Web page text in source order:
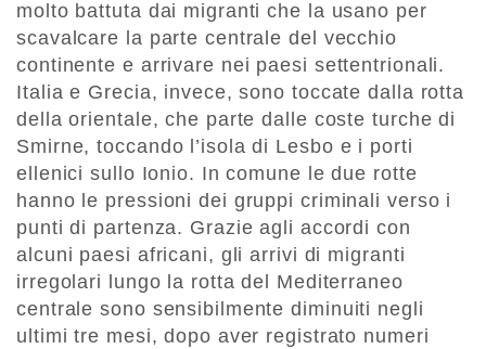
molto battuta dai migranti che la usano per
scavalcare la parte centrale del vecchio
continente e arrivare nei paesi settentrionali.
Italia e Grecia, invece, sono toccate dalla rotta
della orientale, che parte dalle coste turche di
Smirne, toccando l’isola di Lesbo e i porti
ellenici sullo Ionio. In comune le due rotte
hanno le pressioni dei gruppi criminali verso i
punti di partenza. Grazie agli accordi con
alcuni paesi africani, gli arrivi di migranti
irregolari lungo la rotta del Mediterraneo
centrale sono sensibilmente diminuiti negli
ultimi tre mesi, dopo aver registrato numeri